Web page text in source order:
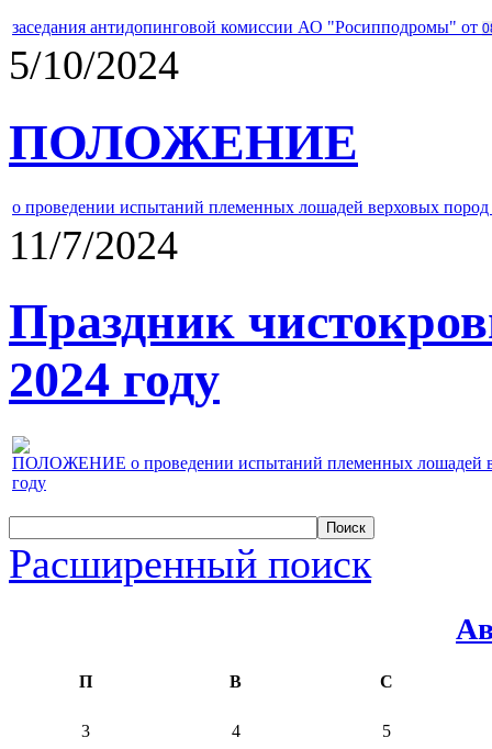
заседания антидопинговой комиссии АО "Росипподромы" от
5/10/2024
ПОЛОЖЕНИЕ
о проведении испытаний племенных лошадей верховых
11/7/2024
Праздник
2024 году
ПОЛОЖЕНИЕ о проведении испытаний племенных лошадей
году
Расширенный поиск
П В С
3 4
5